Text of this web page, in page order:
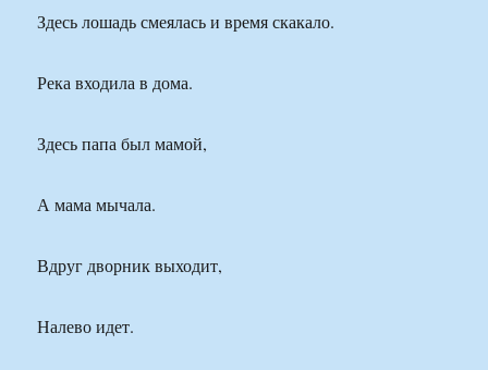
Здесь лошадь смеялась и время скакало.
Река входила в дома.
Здесь папа был мамой,
А мама мычала.
Вдруг дворник выходит,
Налево идет.